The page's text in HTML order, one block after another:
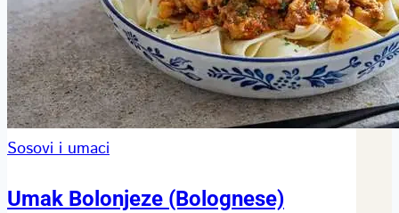
Sosovi i umaci
Umak Bolonjeze (Bolognese)